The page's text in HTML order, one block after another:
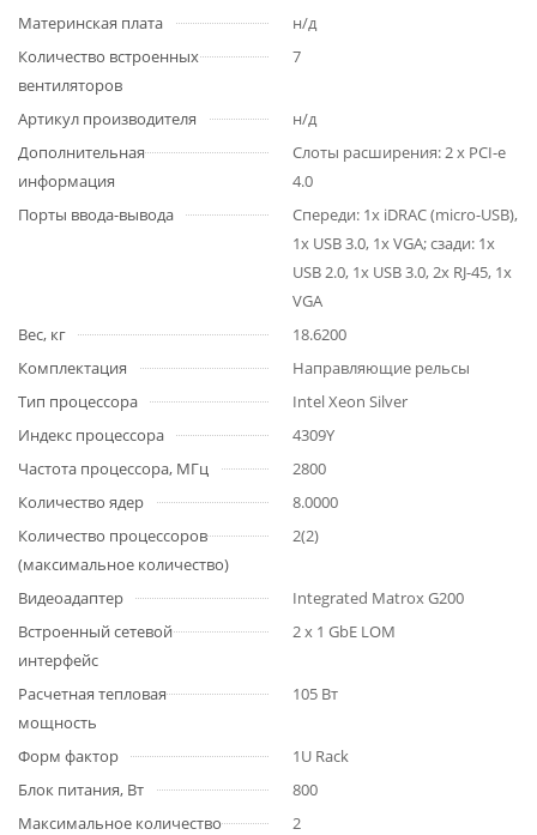
Материнская плата
н/д
Количество встроенных
вентиляторов
7
Артикул производителя
н/д
Дополнительная
информация
Слоты расширения: 2 x PCI-e
4.0
Порты ввода-вывода
Спереди: 1x iDRAC (micro-USB),
1x USB 3.0, 1x VGA; сзади: 1x
USB 2.0, 1x USB 3.0, 2x RJ-45, 1x
VGA
Вес, кг
18.6200
Комплектация
Направляющие рельсы
Тип процессора
Intel Xeon Silver
Индекс процессора
4309Y
Частота процессора, МГц
2800
Количество ядер
8.0000
Количество процессоров
(максимальное количество)
2(2)
Видеоадаптер
Integrated Matrox G200
Встроенный сетевой
интерфейс
2 x 1 GbE LOM
Расчетная тепловая
мощность
105 Вт
Форм фактор
1U Rack
Блок питания, Вт
800
Максимальное количество
2